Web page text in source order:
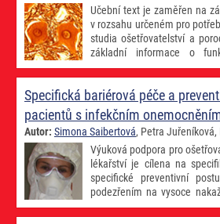
Učební text je zaměřen na
v rozsahu určeném pro
studia ošetřovatelství a
základní informace o
uspořádání nervového
možnostech vyšetření. Důraz je kladen na
jednotlivých funkčních či anatomických
případech včetně případných
přístupu k nim) a také na používané
z hlediska jejich kontraindikací a
ošetřovatelský personál může setkat.
Specifická bariérová péče a
pacientů s infekčním
Autor: Simona Saibertová, Petra
Výuková podpora pro
lékařství je cílena na
specifické preventivní
podezřením na vysoce
dalších opatření
Předmětem výukové podpory jsou odborné